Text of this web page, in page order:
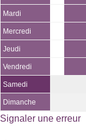
Mardi
Mercredi
Jeudi
Vendredi
Samedi
Dimanche
Signaler une erreur